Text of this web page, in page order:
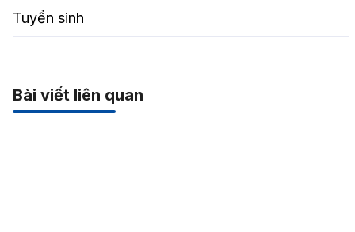
Tuyển sinh
Bài viết liên quan